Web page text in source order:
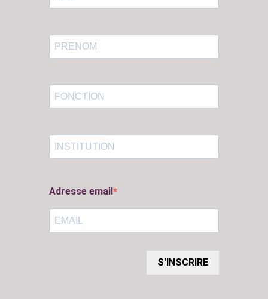
Adresse email
S'INSCRIRE